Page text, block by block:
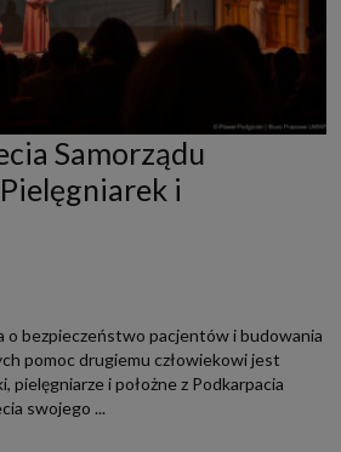
Samorządu
i
o bezpieczeństwo pacjentów i budowania
pomoc drugiemu człowiekowi jest
pielęgniarze i położne z Podkarpacia
swojego ...